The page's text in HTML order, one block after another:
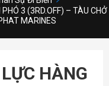
3 (3RD.OFF) – TÀU CHỞ
MARINES
HÀNG